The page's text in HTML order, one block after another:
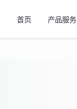
首页 产品服务